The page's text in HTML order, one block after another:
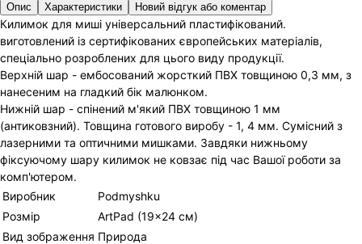
Опис
Характеристики Новий відгук або коментар
Килимок для миші універсальний пластифікований.
виготовлений із сертифікованих європейських матеріалів,
спеціально розроблених для цього виду продукції.
Верхній шар - ембосований жорсткий ПВХ товщиною 0,3 мм, з
нанесеним на гладкий бік малюнком.
Нижній шар - спінений м'який ПВХ товщиною 1 мм
(антиковзний). Товщина готового виробу - 1, 4 мм. Сумісний з
лазерними та оптичними мишками. Завдяки нижньому
фіксуючому шару килимок не ковзає під час Вашої роботи за
комп'ютером.
Виробник
Podmyshku
Розмір
ArtPad (19×24 см)
Вид зображення Природа